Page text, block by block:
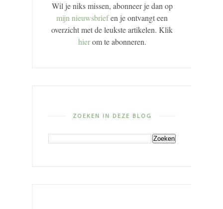
Wil je niks missen, abonneer je dan op
mijn nieuwsbriefen je ontvangt een
overzicht met de leukste artikelen. Klik
hierom te abonneren.
ZOEKEN IN DEZE BLOG